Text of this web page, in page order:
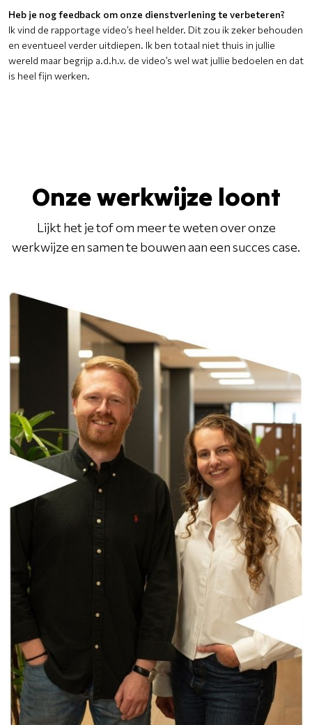
Heb je nog feedback om onze dienstverlening te verbeteren?
Ik vind de rapportage video’s heel helder. Dit zou ik zeker behouden
en eventueel verder uitdiepen. Ik ben totaal niet thuis in jullie
wereld maar begrijp a.d.h.v. de video’s wel wat jullie bedoelen en dat
is heel fijn werken.
Onze werkwijze loont
Lijkt het je tof om meer te weten over onze
werkwijze en samen te bouwen aan een succes case.